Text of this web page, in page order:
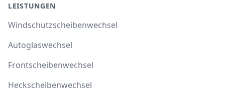
LEISTUNGEN
Windschutzscheibenwechsel
Autoglaswechsel
Frontscheibenwechsel
Heckscheibenwechsel